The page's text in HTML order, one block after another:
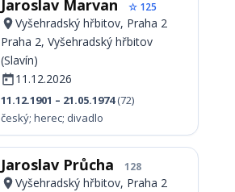
Jaroslav Marvan ☆ 125
Vyšehradský hřbitov, Praha 2
Praha 2, Vyšehradský hřbitov
(Slavín)
11.12.2026
11.12.1901 – 21.05.1974(72)
český; herec; divadlo
Jaroslav Průcha 128
Vyšehradský hřbitov, Praha 2